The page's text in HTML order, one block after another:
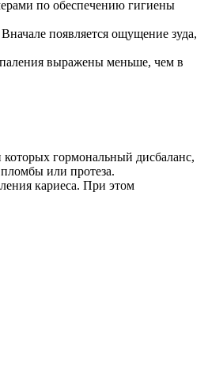
по обеспечению гигиены
появляется ощущение зуда,
выражены меньше, чем в
гормональный дисбаланс,
или протеза.
кариеса. При этом